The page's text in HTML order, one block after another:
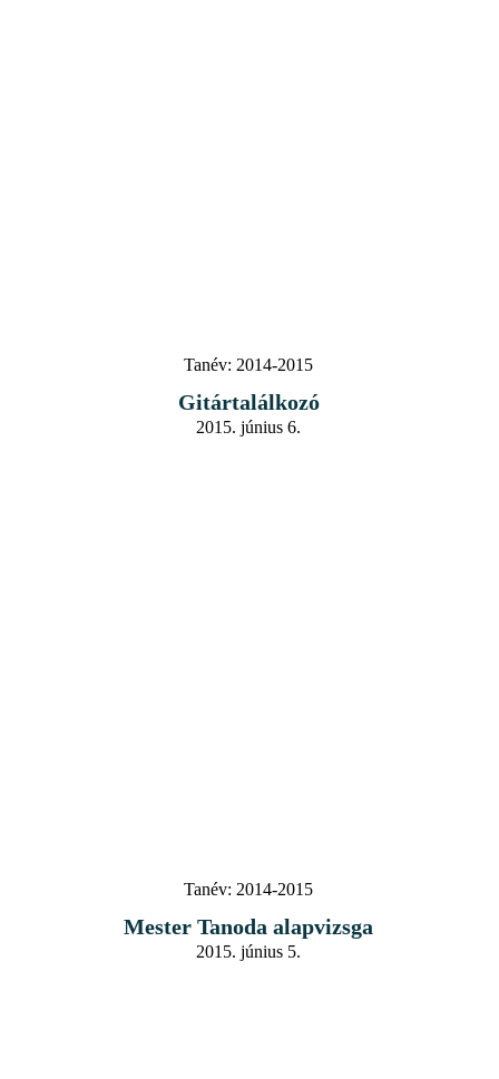
Tanév: 2014-2015
Gitártalálkozó
2015. június 6.
Tanév: 2014-2015
Mester Tanoda alapvizsga
2015. június 5.